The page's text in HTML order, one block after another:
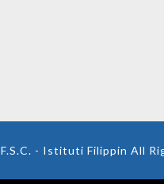
- Istituti Filippin All